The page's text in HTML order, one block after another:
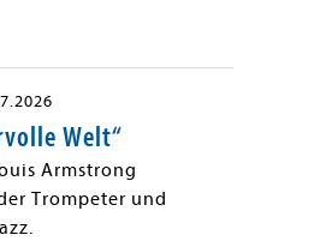
Welt“
Armstrong
Trompeter und